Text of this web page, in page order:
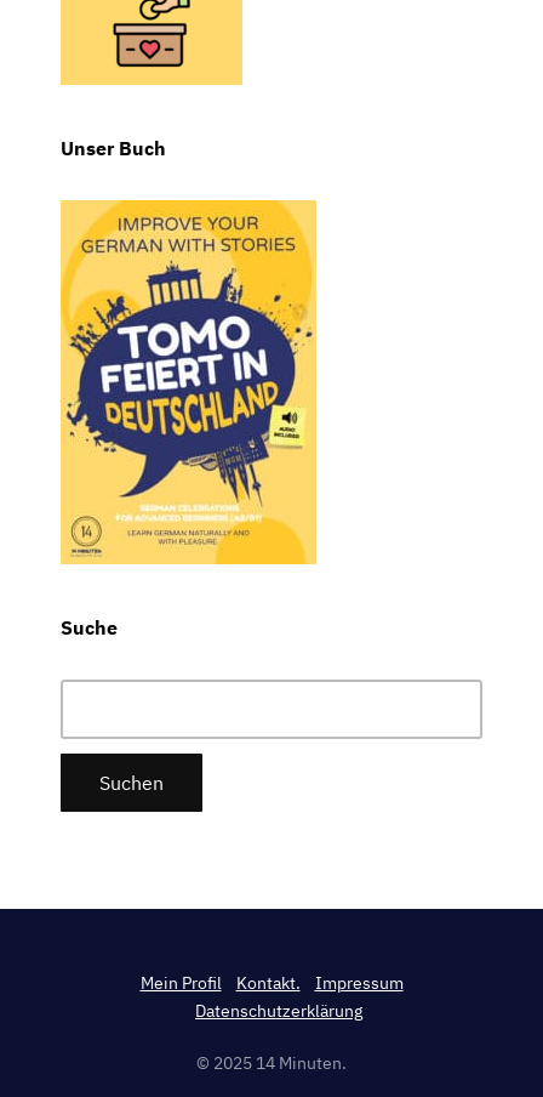
Unser Buch
Suche
Mein Profil Kontakt.
Impressum
Datenschutzerklärung
© 2025 14 Minuten.